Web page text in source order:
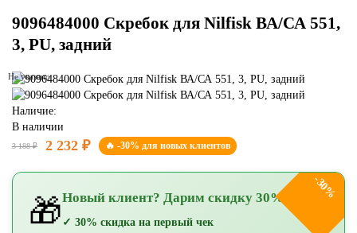
9096484000 Скребок для Nilfisk ВА/СА 551,
3, PU, задний
Не указано
Наличие:
В наличии
3 188 ₽ 2 232 ₽ 🔥 -30% для новых клиентов
-30%
🎁Новый клиент? Дарим скидку 30%!
✓ 30% скидка на первый чек